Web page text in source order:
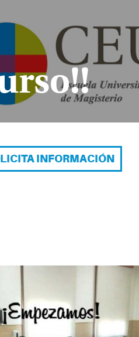
INFORMACIÓN